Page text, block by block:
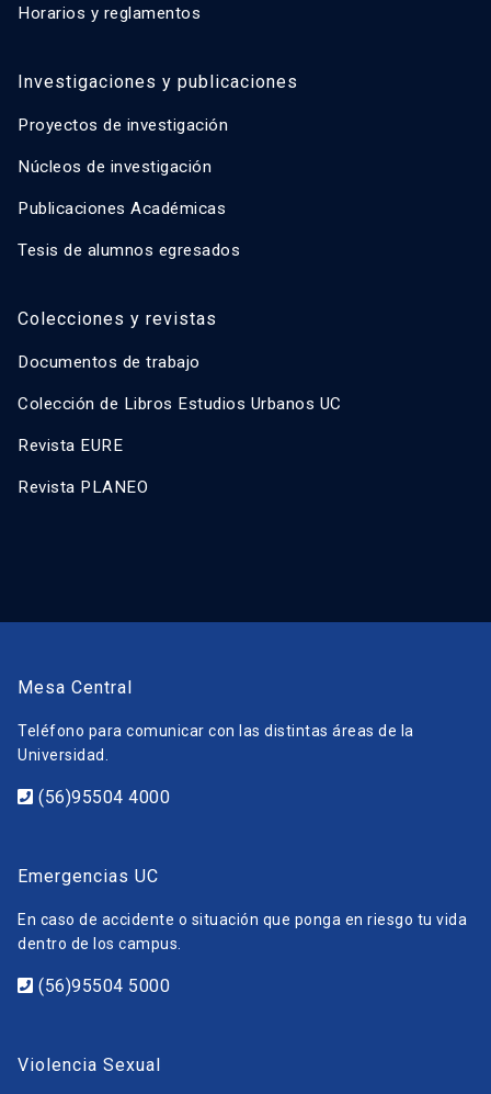
Horarios y reglamentos
Investigaciones y publicaciones
Proyectos de investigación
Núcleos de investigación
Publicaciones Académicas
Tesis de alumnos egresados
Colecciones y revistas
Documentos de trabajo
Colección de Libros Estudios Urbanos UC
Revista EURE
Revista PLANEO
Mesa Central
Teléfono para comunicar con las distintas áreas de la
Universidad.
(56)95504 4000
Emergencias UC
En caso de accidente o situación que ponga en riesgo tu vida
dentro de los campus.
(56)95504 5000
Violencia Sexual